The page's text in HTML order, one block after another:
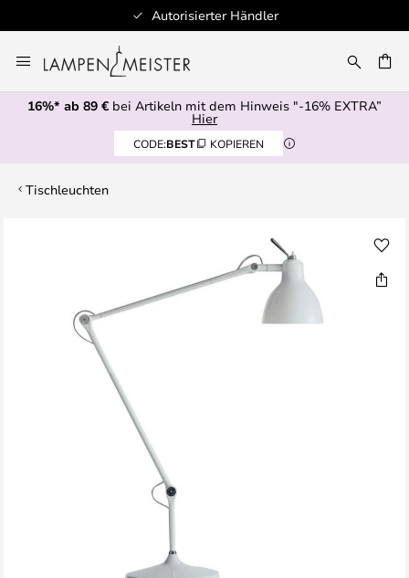
Autorisierter Händler
Inhalt
springen
16%* ab 89 € bei Artikeln mit dem Hinweis "-16% EXTRA”
Hier
CODE:BEST KOPIEREN
Tischleuchten